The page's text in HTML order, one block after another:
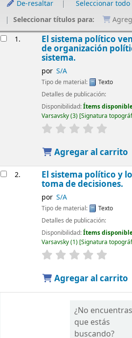
De-resaltar Seleccionar todo
Seleccionar títulos para:
1. El sistema político
de organización
sistema.
por S/A
Tipo de material:
Texto
Detalles de publicación:
Disponibilidad:Ítems
Varsavsky(3) Signatura
Agregar al carrito
2. El sistema político y
toma de decisiones.
por S/A
Tipo de material:
Texto
Detalles de publicación:
Disponibilidad:Ítems
Varsavsky(1) Signatura
Agregar al carrito
¿No
que estás
buscando?